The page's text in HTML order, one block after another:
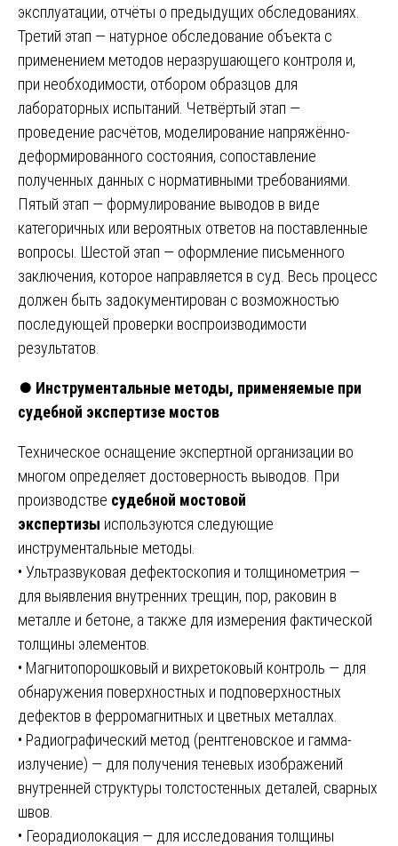
эксплуатации, отчёты о предыдущих обследованиях.
Третий этап — натурное обследование объекта с
применением методов неразрушающего контроля и,
при необходимости, отбором образцов для
лабораторных испытаний. Четвёртый этап —
проведение расчётов, моделирование напряжённо-
деформированного состояния, сопоставление
полученных данных с нормативными требованиями.
Пятый этап — формулирование выводов в виде
категоричных или вероятных ответов на поставленные
вопросы. Шестой этап — оформление письменного
заключения, которое направляется в суд. Весь процесс
должен быть задокументирован с возможностью
последующей проверки воспроизводимости
результатов.
⏺️ Инструментальные методы, применяемые при
судебной экспертизе мостов
Техническое оснащение экспертной организации во
многом определяет достоверность выводов. При
производстве судебной мостовой
экспертизы используются следующие
инструментальные методы.
• Ультразвуковая дефектоскопия и толщинометрия —
для выявления внутренних трещин, пор, раковин в
металле и бетоне, а также для измерения фактической
толщины элементов.
• Магнитопорошковый и вихретоковый контроль — для
обнаружения поверхностных и подповерхностных
дефектов в ферромагнитных и цветных металлах.
• Радиографический метод (рентгеновское и гамма-
излучение) — для получения теневых изображений
внутренней структуры толстостенных деталей, сварных
швов.
• Георадиолокация — для исследования толщины